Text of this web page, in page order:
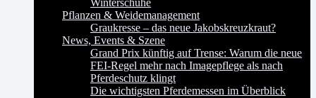
Winterschuhe
Pflanzen & Weidemanagement
Graukresse – das neue Jakobskreuzkraut?
News, Events & Szene
Grand Prix künftig auf Trense: Warum die neue
FEI-Regel mehr nach Imagepflege als nach
Pferdeschutz klingt
Die wichtigsten Pferdemessen im Überblick